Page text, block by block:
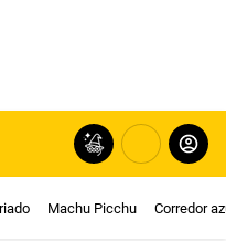
Machu Picchu Corredor